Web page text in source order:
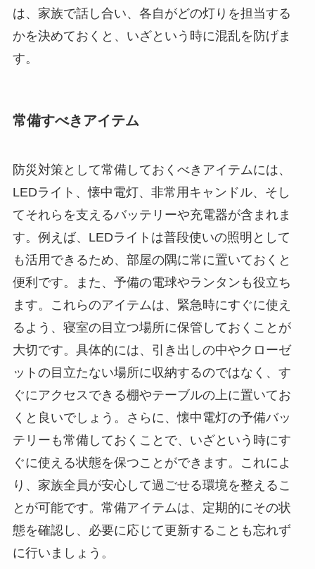
は、家族で話し合い、各自がどの灯りを担当する
かを決めておくと、いざという時に混乱を防げま
す。
常備すべきアイテム
防災対策として常備しておくべきアイテムには、
LEDライト、懐中電灯、非常用キャンドル、そし
てそれらを支えるバッテリーや充電器が含まれま
す。例えば、LEDライトは普段使いの照明として
も活用できるため、部屋の隅に常に置いておくと
便利です。また、予備の電球やランタンも役立ち
ます。これらのアイテムは、緊急時にすぐに使え
るよう、寝室の目立つ場所に保管しておくことが
大切です。具体的には、引き出しの中やクローゼ
ットの目立たない場所に収納するのではなく、す
ぐにアクセスできる棚やテーブルの上に置いてお
くと良いでしょう。さらに、懐中電灯の予備バッ
テリーも常備しておくことで、いざという時にす
ぐに使える状態を保つことができます。これによ
り、家族全員が安心して過ごせる環境を整えるこ
とが可能です。常備アイテムは、定期的にその状
態を確認し、必要に応じて更新することも忘れず
に行いましょう。